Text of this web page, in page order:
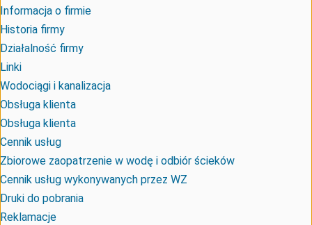
Informacja o firmie
Historia firmy
Działalność firmy
Linki
Wodociągi i kanalizacja
Obsługa klienta
Obsługa klienta
Cennik usług
Zbiorowe zaopatrzenie w wodę i odbiór ścieków
Cennik usług wykonywanych przez WZ
Druki do pobrania
Reklamacje